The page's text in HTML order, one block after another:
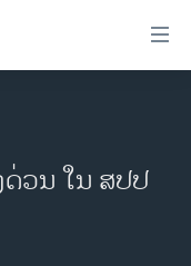
ດ່ວນ ໃນ ສປປ